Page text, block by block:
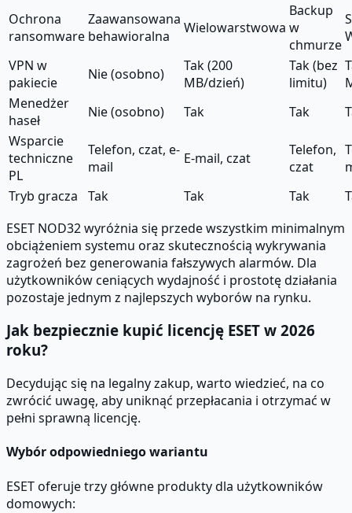
Ochrona
ransomware
Zaawansowana
behawioralna
Wielowarstwowa
Backup
w
chmurze
VPN w
pakiecie
Nie (osobno)
Tak (200
MB/dzień)
Tak (bez
limitu)
Menedżer
haseł
Nie (osobno) Tak Tak
Wsparcie
techniczne
PL
Telefon, czat, e-
mail
E-mail, czat
Telefon,
czat
Tryb gracza
Tak Tak Tak
ESET NOD32 wyróżnia się przede wszystkim minimalnym
obciążeniem systemu oraz skutecznością wykrywania
zagrożeń bez generowania fałszywych alarmów. Dla
użytkowników ceniących wydajność i prostotę działania
pozostaje jednym z najlepszych wyborów na rynku.
Jak bezpiecznie kupić licencję ESET w 2026
roku?
Decydując się na legalny zakup, warto wiedzieć, na co
zwrócić uwagę, aby uniknąć przepłacania i otrzymać w
pełni sprawną licencję.
Wybór odpowiedniego wariantu
ESET oferuje trzy główne produkty dla użytkowników
domowych: